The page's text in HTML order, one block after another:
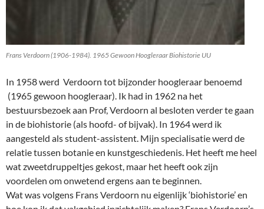
Frans Verdoorn (1906-1984). 1965 Gewoon Hoogleraar Biohistorie UU
In 1958 werd Verdoorn tot bijzonder hoogleraar benoemd
(1965 gewoon hoogleraar). Ik had in 1962 na het
bestuursbezoek aan Prof, Verdoorn al besloten verder te gaan
in de biohistorie (als hoofd- of bijvak). In 1964 werd ik
aangesteld als student-assistent. Mijn specialisatie werd de
relatie tussen botanie en kunstgeschiedenis. Het heeft me heel
wat zweetdruppeltjes gekost, maar het heeft ook zijn
voordelen om onwetend ergens aan te beginnen.
Wat was volgens Frans Verdoorn nu eigenlijk ‘biohistorie’ en